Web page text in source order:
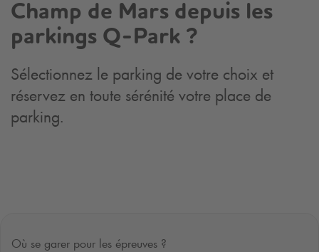
Champ de Mars depuis les
parkings Q-Park ?
Sélectionnez le parking de votre choix et
réservez en toute sérénité votre place de
parking.
Où se garer pour les épreuves ?